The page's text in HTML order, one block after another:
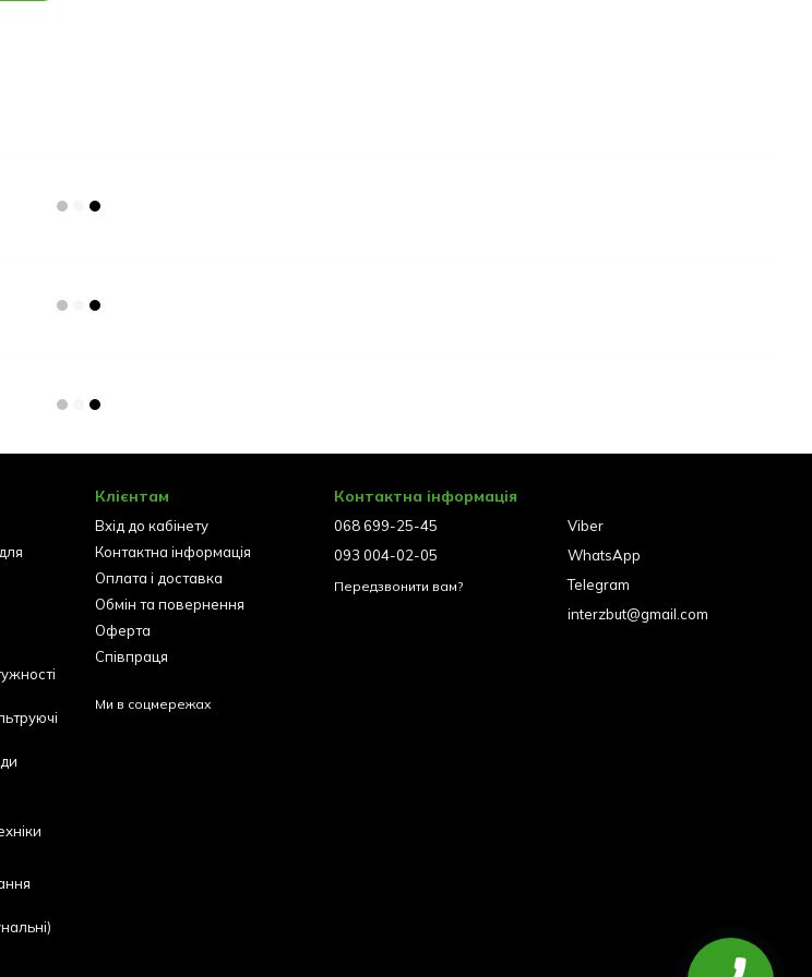
Клієнтам
Вхід до кабінету
Контактна інформація
Оплата і доставка
Обмін та повернення
Оферта
Співпраця
Ми в соцмережах
Контактна інформація
068 699-25-45
093 004-02-05
Передзвонити вам?
Viber
WhatsApp
Telegram
interzbut@gmail.com